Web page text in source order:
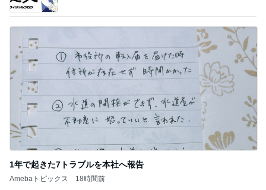
1年で起きた7トラブルを本社へ報告
Amebaトピックス 18時間前